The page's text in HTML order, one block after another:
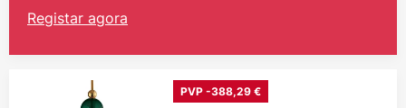
Registar agora
PVP -388,29 €